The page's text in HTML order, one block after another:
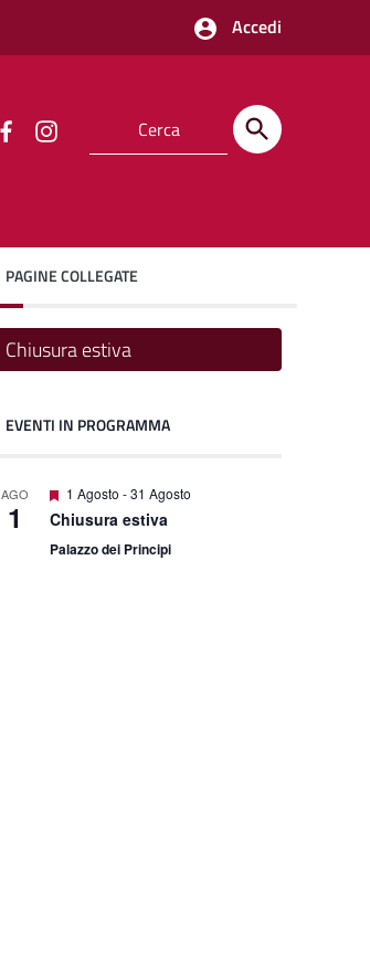
Accedi
PAGINE COLLEGATE
Chiusura estiva
EVENTI IN PROGRAMMA
AGO
1
Segnalati
1 Agosto -31 Agosto
Chiusura estiva
Palazzo dei Principi